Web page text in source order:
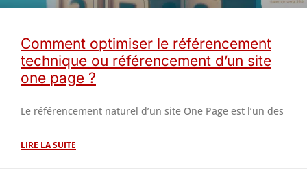
Comment optimiser le référencement
technique ou référencement d’un site
one page ?
Le référencement naturel d’un site One Page est l’un des
LIRE LA SUITE